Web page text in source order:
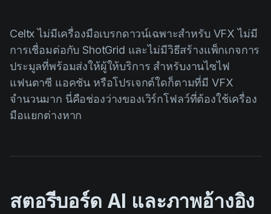
Celtx ไม่มีเครื่องมือเบรกดาวน์เฉพาะสำหรับ VFX ไม่มี
การเชื่อมต่อกับ ShotGrid และไม่มีวิธีสร้างแพ็กเกจการ
ประมูลที่พร้อมส่งให้ผู้ให้บริการ สำหรับงานไซไฟ
แฟนตาซี แอคชัน หรือโปรเจกต์ใดก็ตามที่มี VFX
จำนวนมาก นี่คือช่องว่างของเวิร์กโฟลว์ที่ต้องใช้เครื่อง
มือแยกต่างหาก
สตอรีบอร์ด AI และภาพอ้างอิง